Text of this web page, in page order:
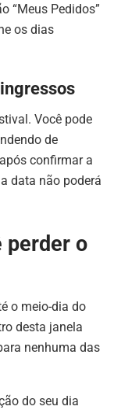
“Meus Pedidos”
os dias
Você pode
de
confirmar a
data não poderá
perder o
o meio-dia do
desta janela
nenhuma das
do seu dia